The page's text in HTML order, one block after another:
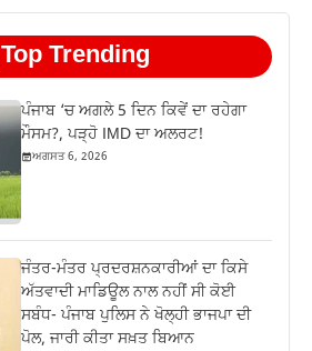
Top Trending
ਪੰਜਾਬ ‘ਚ ਅਗਲੇ 5 ਦਿਨ ਕਿਵੇਂ ਦਾ ਰਹੇਗਾ
ਮੌਸਮ?, ਪੜ੍ਹੋ IMD ਦਾ ਅਲਰਟ!
ਅਗਸਤ 6, 2026
ਜੰਤਰ-ਮੰਤਰ ਪ੍ਰਦਰਸ਼ਨਕਾਰੀਆਂ ਦਾ ਕਿਸੇ
ਅੱਤਵਾਦੀ ਮਾਡਿਊਲ ਨਾਲ ਨਹੀਂ ਸੀ ਕੋਈ
ਸਬੰਧ- ਪੰਜਾਬ ਪੁਲਿਸ ਨੇ ਖੋਲ੍ਹੀ ਭਾਜਪਾ ਦੀ
ਪੋਲ, ਜਾਰੀ ਕੀਤਾ ਸਖ਼ਤ ਬਿਆਨ